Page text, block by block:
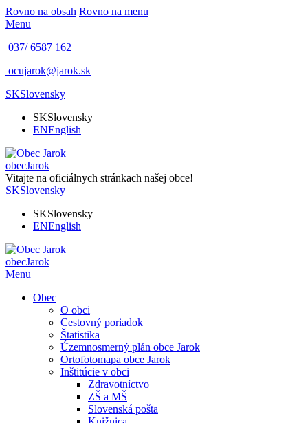
Rovno na obsah Rovno na menu
Menu
037/ 6587 162
ocujarok@jarok.sk
SKSlovensky
SKSlovensky
ENEnglish
obecJarok
Vitajte na oficiálnych stránkach našej obce!
SKSlovensky
SKSlovensky
ENEnglish
obecJarok
Menu
Obec
O obci
Cestovný poriadok
Štatistika
Územnosmerný plán obce Jarok
Ortofotomapa obce Jarok
Inštitúcie v obci
Zdravotníctvo
ZŠ a MŠ
Slovenská pošta